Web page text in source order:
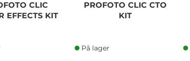
CLIC
EFFECTS KIT
PROFOTO CLIC CTO
KIT
På lager